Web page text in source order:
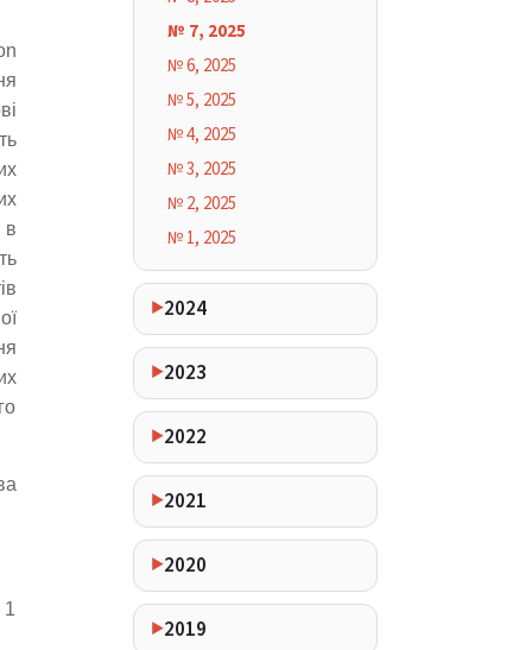
в
1
№ 7, 2025
№ 6, 2025
№ 5, 2025
№ 4, 2025
№ 3, 2025
№ 2, 2025
№ 1, 2025
2024
2023
2022
2021
2020
2019